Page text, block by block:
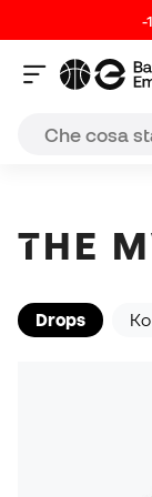
-
THE
Drops